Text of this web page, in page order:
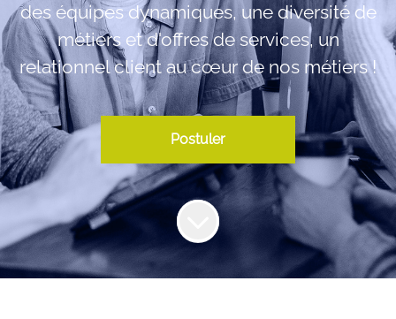
des équipes dynamiques, une diversité de
métiers et d'offres de services, un
relationnel client au cœur de nos métiers !
Postuler